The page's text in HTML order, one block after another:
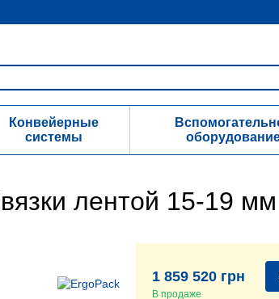
Конвейерные
системы
лентой 15-19 мм
1 859 520 грн
В продаже